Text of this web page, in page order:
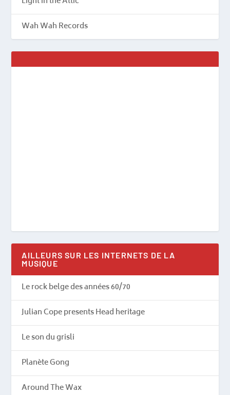
Wah Wah Records
AILLEURS SUR LES INTERNETS DE LA
MUSIQUE
Le rock belge des années 60/70
Julian Cope presents Head heritage
Le son du grisli
Planète Gong
Around The Wax